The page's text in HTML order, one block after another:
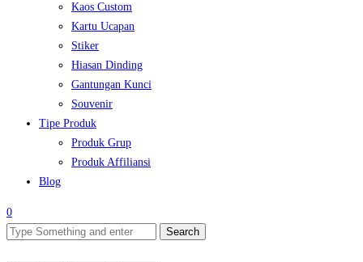
Kaos Custom
Kartu Ucapan
Stiker
Hiasan Dinding
Gantungan Kunci
Souvenir
Tipe Produk
Produk Grup
Produk Affiliansi
Blog
0
Search